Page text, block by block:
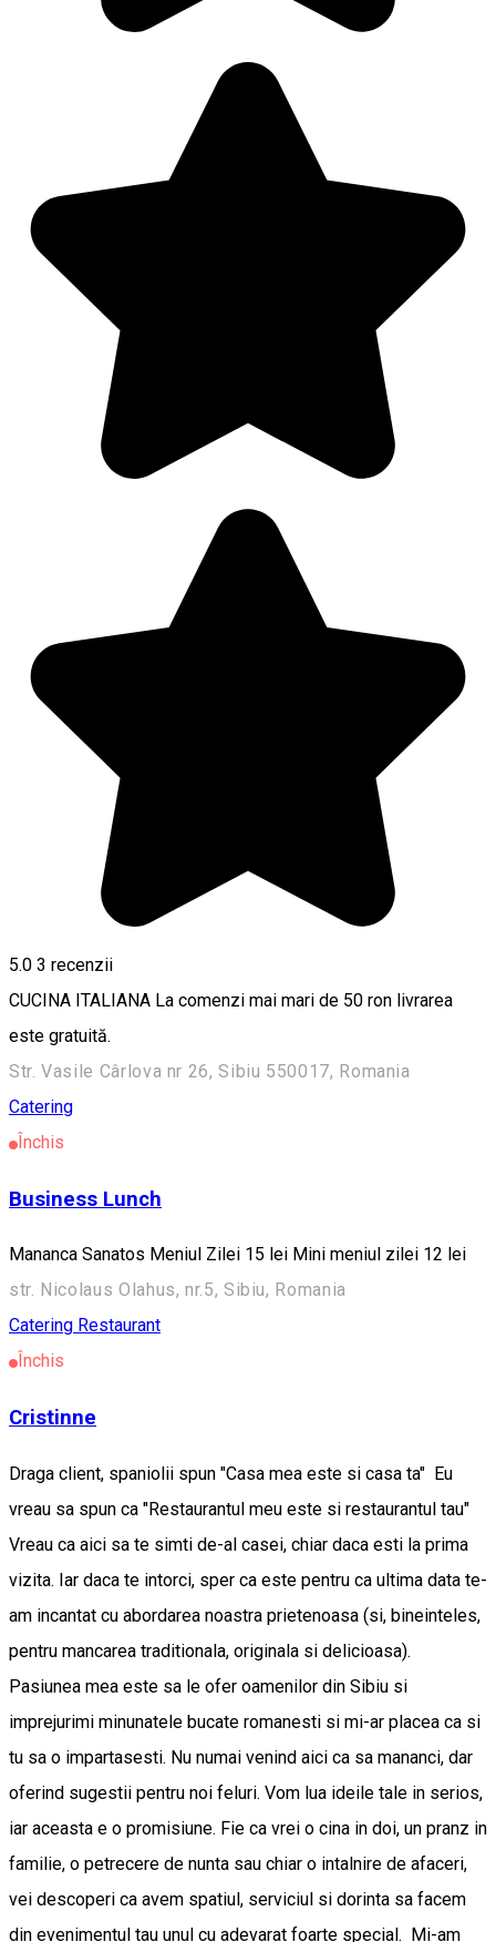
5.0 3 recenzii
CUCINA ITALIANA La comenzi mai mari de 50 ron livrarea
este gratuită.
Str. Vasile Cârlova nr 26, Sibiu 550017, Romania
Catering
Închis
Business Lunch
Mananca Sanatos Meniul Zilei 15 lei Mini meniul zilei 12 lei
str. Nicolaus Olahus, nr.5, Sibiu, Romania
Catering Restaurant
Închis
Cristinne
Draga client, spaniolii spun "Casa mea este si casa ta" Eu
vreau sa spun ca "Restaurantul meu este si restaurantul tau"
Vreau ca aici sa te simti de-al casei, chiar daca esti la prima
vizita. Iar daca te intorci, sper ca este pentru ca ultima data te-
am incantat cu abordarea noastra prietenoasa (si, bineinteles,
pentru mancarea traditionala, originala si delicioasa).
Pasiunea mea este sa le ofer oamenilor din Sibiu si
imprejurimi minunatele bucate romanesti si mi-ar placea ca si
tu sa o impartasesti. Nu numai venind aici ca sa mananci, dar
oferind sugestii pentru noi feluri. Vom lua ideile tale in serios,
iar aceasta e o promisiune. Fie ca vrei o cina in doi, un pranz in
familie, o petrecere de nunta sau chiar o intalnire de afaceri,
vei descoperi ca avem spatiul, serviciul si dorinta sa facem
din evenimentul tau unul cu adevarat foarte special. Mi-am